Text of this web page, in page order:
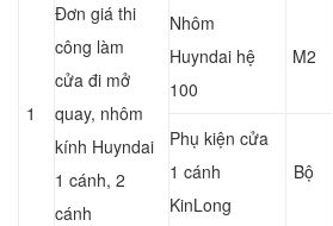
1
Đơn giá thi
công làm
cửa đi mở
quay, nhôm
kính Huyndai
1 cánh, 2
cánh
Nhôm
Huyndai hệ
100
M2
Phụ kiện cửa
1 cánh
KinLong
Bộ